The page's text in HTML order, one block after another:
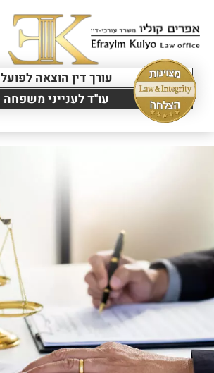
עורך דין הוצאה לפועל
עו"ד לענייני משפחה